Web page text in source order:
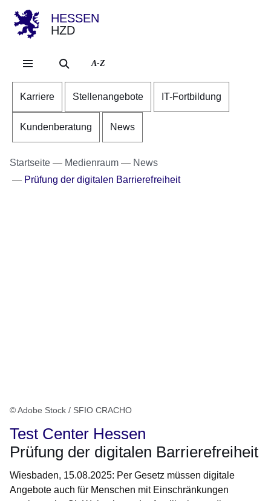
HESSEN
HZD
A-Z
Karriere Stellenangebote IT-Fortbildung
Kundenberatung News
Startseite Medienraum
News
Prüfung der digitalen Barrierefreiheit
© Adobe Stock / SFIO CRACHO
Test Center Hessen
Prüfung der digitalen Barrierefreiheit
Wiesbaden, 15.08.2025: Per Gesetz müssen digitale
Angebote auch für Menschen mit Einschränkungen